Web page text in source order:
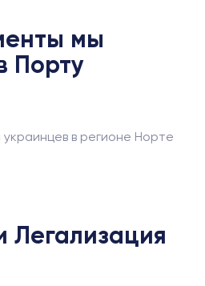
мы
Порту
в регионе Норте
Легализация